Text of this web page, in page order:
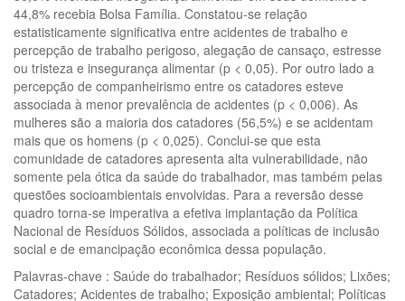
44,8% recebia Bolsa Família. Constatou-se relação
estatisticamente significativa entre acidentes de trabalho e
percepção de trabalho perigoso, alegação de cansaço, estresse
ou tristeza e insegurança alimentar (p < 0,05). Por outro lado a
percepção de companheirismo entre os catadores esteve
associada à menor prevalência de acidentes (p < 0,006). As
mulheres são a maioria dos catadores (56,5%) e se acidentam
mais que os homens (p < 0,025). Conclui-se que esta
comunidade de catadores apresenta alta vulnerabilidade, não
somente pela ótica da saúde do trabalhador, mas também pelas
questões socioambientais envolvidas. Para a reversão desse
quadro torna-se imperativa a efetiva implantação da Política
Nacional de Resíduos Sólidos, associada a políticas de inclusão
social e de emancipação econômica dessa população.
Palavras-chave : Saúde do trabalhador; Resíduos sólidos; Lixões;
Catadores; Acidentes de trabalho; Exposição ambiental; Políticas